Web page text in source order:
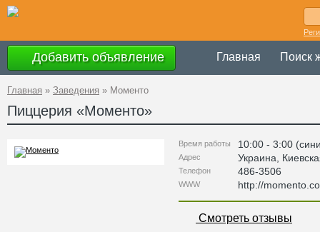
Добавить объявление Главная Поиск
Главная » Заведения » Моменто
Пиццерия «Моменто»
Время работы 10:00 - 3:00
Адрес Украина
Телефон 486-3506
WWW http://
Смотреть отзывы